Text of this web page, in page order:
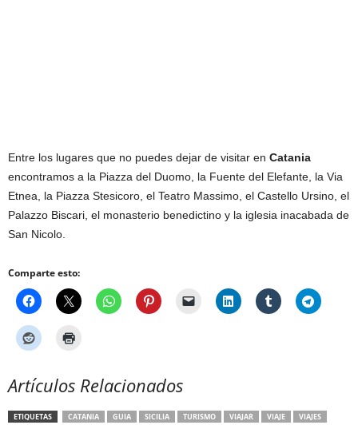
Entre los lugares que no puedes dejar de visitar en Catania
encontramos a la Piazza del Duomo, la Fuente del Elefante, la Via
Etnea, la Piazza Stesicoro, el Teatro Massimo, el Castello Ursino, el
Palazzo Biscari, el monasterio benedictino y la iglesia inacabada de
San Nicolo.
Comparte esto:
Artículos Relacionados
ETIQUETAS CATANIA GUIA SICILIA TURISMO VIAJAR VIAJE VIAJES